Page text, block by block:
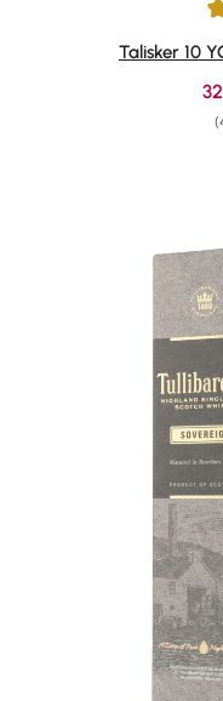
Durchschnittliche
Talisker 10